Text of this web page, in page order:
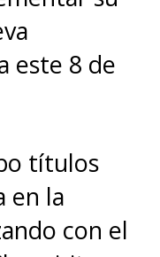
este 8 de
títulos
en la
con el